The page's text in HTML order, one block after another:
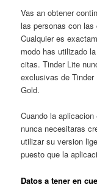
Vas an obtener
las personas con las
Cualquier es
modo has utilizado
citas. Tinder Lite
exclusivas de
Gold.
Cuando la
nunca necesitaras
utilizar su version
puesto que la
Datos a tener en